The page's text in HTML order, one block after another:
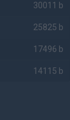
30011 b
25825 b
17496 b
14115 b